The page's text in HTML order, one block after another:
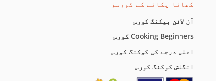
کھانا پکانے کے کورسز
آن لائن بیکنگ کورس
Cooking Beginners کورس
اعلی درجے کی کوکنگ کورس
انگلش کوکنگ کورس